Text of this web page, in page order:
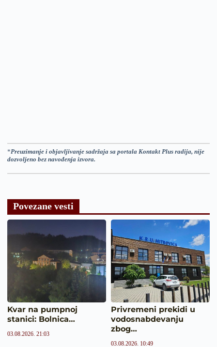
*Preuzimanje i objavljivanje sadržaja sa portala Kontakt Plus radija, nije
dozvoljeno bez navođenja izvora.
Povezane vesti
Kvar na pumpnoj
stanici: Bolnica…
03.08.2026. 21:03
Privremeni prekidi u
vodosnabdevanju
zbog…
03.08.2026. 10:49